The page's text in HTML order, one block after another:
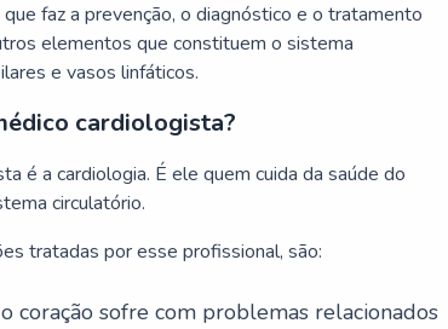
faz a prevenção, o diagnóstico e o tratamento
elementos que constituem o sistema
e vasos linfáticos.
cardiologista?
é a cardiologia. É ele quem cuida da saúde do
circulatório.
tratadas por esse profissional, são:
coração sofre com problemas relacionados